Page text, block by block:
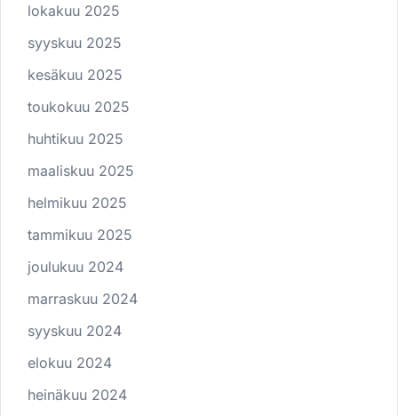
lokakuu 2025
syyskuu 2025
kesäkuu 2025
toukokuu 2025
huhtikuu 2025
maaliskuu 2025
helmikuu 2025
tammikuu 2025
joulukuu 2024
marraskuu 2024
syyskuu 2024
elokuu 2024
heinäkuu 2024